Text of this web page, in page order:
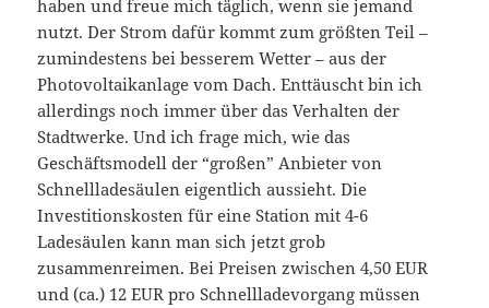
haben und freue mich täglich, wenn sie jemand
nutzt. Der Strom dafür kommt zum größten Teil –
zumindestens bei besserem Wetter – aus der
Photovoltaikanlage vom Dach. Enttäuscht bin ich
allerdings noch immer über das Verhalten der
Stadtwerke. Und ich frage mich, wie das
Geschäftsmodell der “großen” Anbieter von
Schnellladesäulen eigentlich aussieht. Die
Investitionskosten für eine Station mit 4-6
Ladesäulen kann man sich jetzt grob
zusammenreimen. Bei Preisen zwischen 4,50 EUR
und (ca.) 12 EUR pro Schnellladevorgang müssen